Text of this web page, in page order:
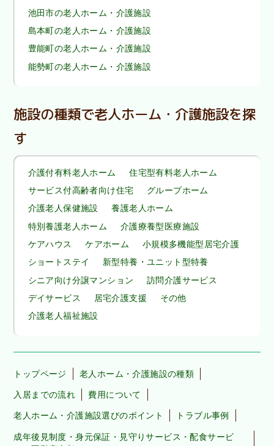
池田市の老人ホーム・介護施設
島本町の老人ホーム・介護施設
豊能町の老人ホーム・介護施設
能勢町の老人ホーム・介護施設
施設の種類で老人ホーム・介護施設を探
す
介護付有料老人ホーム
住宅型有料老人ホーム
サービス付高齢者向け住宅
グループホーム
介護老人保健施設
養護老人ホーム
特別養護老人ホーム
介護療養型医療施設
ケアハウス
ケアホーム
小規模多機能型居宅介護
ショートステイ
新型特養・ユニット型特養
シニア向け分譲マンション
訪問介護サービス
デイサービス
居宅介護支援
その他
介護老人福祉施設
トップページ 老人ホーム・介護施設の種類
入居までの流れ 費用について
老人ホーム・介護施設選びのポイント トラブル事例
成年後見制度・身元保証・見守りサービス・配食サービ